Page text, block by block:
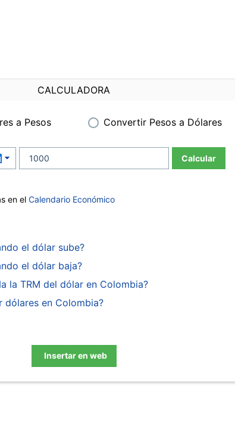
CALCULADORA
a Pesos Convertir Pesos a Dólares
Calcular
en el Calendario Económico
el dólar sube?
el dólar baja?
la TRM del dólar en Colombia?
dólares en Colombia?
Insertar en web